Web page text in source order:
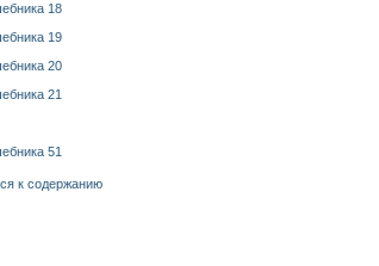
18
19
20
21
51
к содержанию